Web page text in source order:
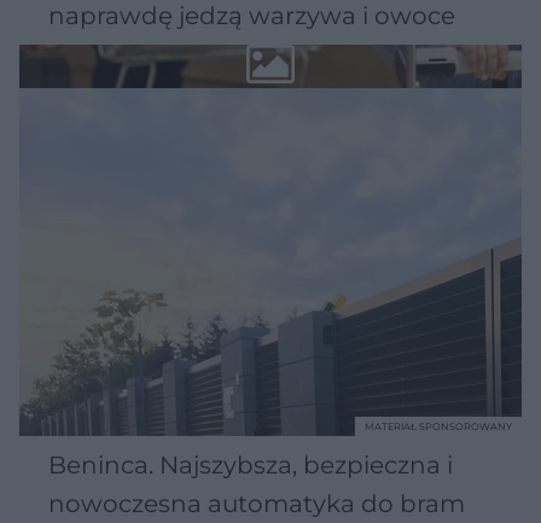
naprawdę jedzą warzywa i owoce
Beninca. Najszybsza, bezpieczna i
nowoczesna automatyka do bram
MATERIAŁ SPONSOROWANY